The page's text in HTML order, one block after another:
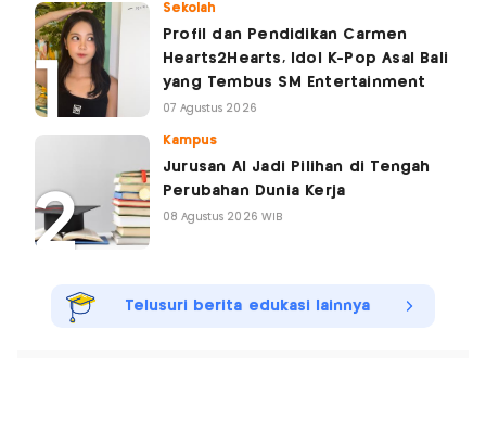
Sekolah
Profil dan Pendidikan Carmen
Hearts2Hearts, Idol K-Pop Asal Bali
yang Tembus SM Entertainment
07 Agustus 2026
Kampus
Jurusan AI Jadi Pilihan di Tengah
Perubahan Dunia Kerja
08 Agustus 2026 WIB
Telusuri berita edukasi lainnya